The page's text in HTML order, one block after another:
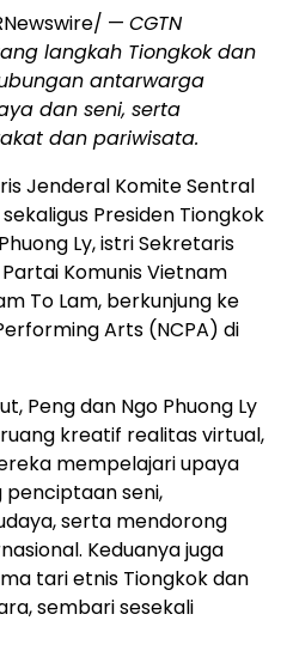
— CGTN
langkah Tiongkok dan
antarwarga
dan seni, serta
dan pariwisata.
Jenderal Komite Sentral
Presiden Tiongkok
Ly, istri Sekretaris
Komunis Vietnam
To Lam, berkunjung ke
Arts (NCPA) di
Peng dan Ngo Phuong Ly
kreatif realitas virtual,
mempelajari upaya
penciptaan seni,
serta mendorong
Keduanya juga
tari etnis Tiongkok dan
sembari sesekali